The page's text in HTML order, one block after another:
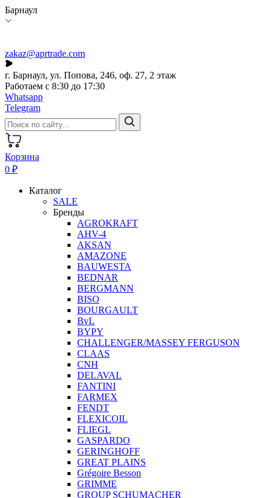
Барнаул
zakaz@aprtrade.com
г. Барнаул, ул. Попова, 246, оф. 27, 2 этаж
Работаем с 8:30 до 17:30
Whatsapp
Telegram
Корзина
0 ₽
Каталог
SALE
Бренды
AGROKRAFT
AHV-4
AKSAN
AMAZONE
BAUWESTA
BEDNAR
BERGMANN
BISO
BOURGAULT
BvL
BYPY
CHALLENGER/MASSEY FERGUSON
CLAAS
CNH
DELAVAL
FANTINI
FARMEX
FENDT
FLEXICOIL
FLIEGL
GASPARDO
GERINGHOFF
GREAT PLAINS
Grégoire Besson
GRIMME
GROUP SCHUMACHER